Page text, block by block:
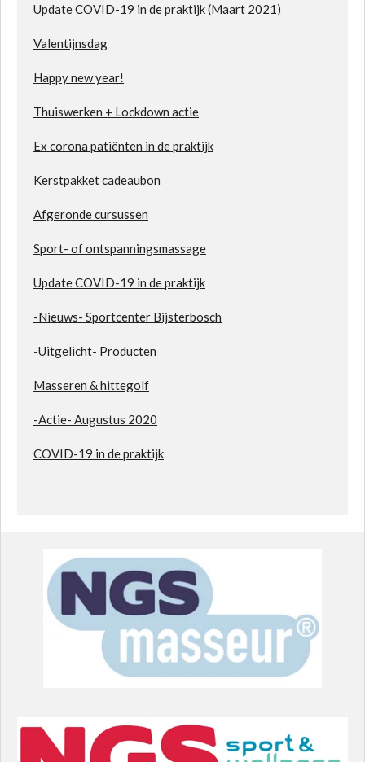
Update COVID-19 in de praktijk (Maart 2021)
Valentijnsdag
Happy new year!
Thuiswerken + Lockdown actie
Ex corona patiënten in de praktijk
Kerstpakket cadeaubon
Afgeronde cursussen
Sport- of ontspanningsmassage
Update COVID-19 in de praktijk
-Nieuws- Sportcenter Bijsterbosch
-Uitgelicht- Producten
Masseren & hittegolf
-Actie- Augustus 2020
COVID-19 in de praktijk